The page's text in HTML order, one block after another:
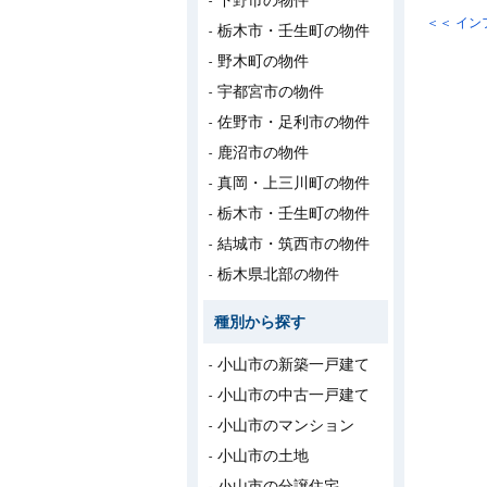
＜＜ イ
栃木市・壬生町の物件
野木町の物件
宇都宮市の物件
佐野市・足利市の物件
鹿沼市の物件
真岡・上三川町の物件
栃木市・壬生町の物件
結城市・筑西市の物件
栃木県北部の物件
種別から探す
小山市の新築一戸建て
小山市の中古一戸建て
小山市のマンション
小山市の土地